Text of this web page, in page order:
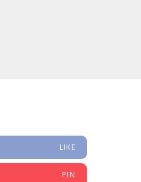
LIKE
PIN